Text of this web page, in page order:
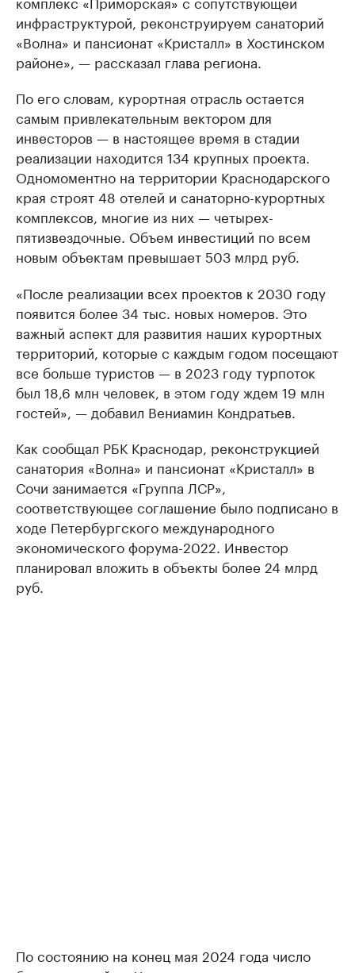
инфраструктурой, реконструируем санаторий
«Волна» и пансионат «Кристалл» в Хостинском
районе», — рассказал глава региона.
По его словам, курортная отрасль остается
самым привлекательным вектором для
инвесторов — в настоящее время в стадии
реализации находится 134 крупных проекта.
Одномоментно на территории Краснодарского
края строят 48 отелей и санаторно-курортных
комплексов, многие из них — четырех-
пятизвездочные. Объем инвестиций по всем
новым объектам превышает 503 млрд руб.
«После реализации всех проектов к 2030 году
появится более 34 тыс. новых номеров. Это
важный аспект для развития наших курортных
территорий, которые с каждым годом посещают
все больше туристов — в 2023 году турпоток
был 18,6 млн человек, в этом году ждем 19 млн
гостей», — добавил Вениамин Кондратьев.
Как сообщал РБК Краснодар, реконструкцией
санатория «Волна» и пансионат «Кристалл» в
Сочи занимается «Группа ЛСР»,
соответствующее соглашение было подписано в
ходе Петербургского международного
экономического форума-2022. Инвестор
планировал вложить в объекты более 24 млрд
руб.
По состоянию на конец мая 2024 года число